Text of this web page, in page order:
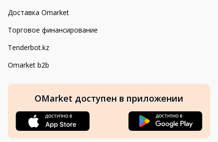
Доставка Omarket
Торговое финансирование
Tenderbot.kz
Omarket b2b
OMarket доступен в приложении